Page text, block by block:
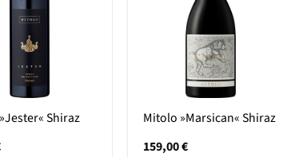
Shiraz
Mitolo »Marsican« Shiraz
159,00€